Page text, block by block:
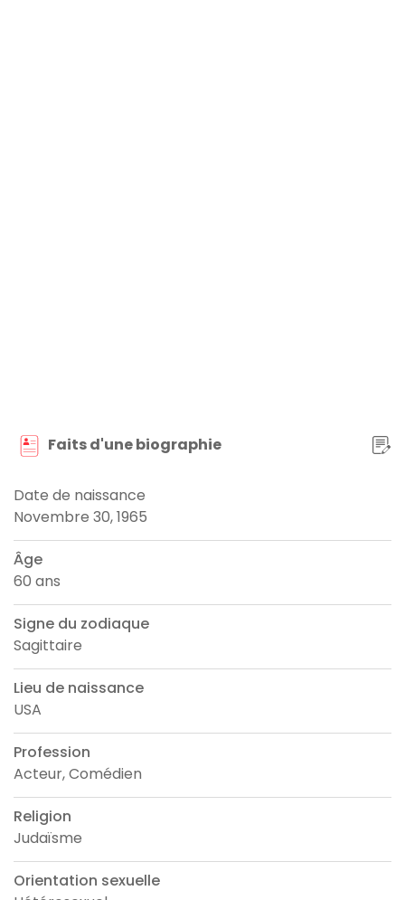
Faits d'une biographie
Date de naissance
Novembre 30, 1965
Âge
60 ans
Signe du zodiaque
Sagittaire
Lieu de naissance
USA
Profession
Acteur, Comédien
Religion
Judaïsme
Orientation sexuelle